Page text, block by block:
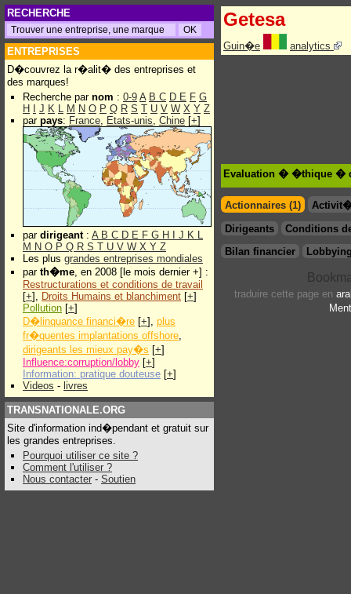
RECHERCHE
ENTREPRISES
D�couvrez la r�alit� des entreprises et
des marques!
Recherche par nom : 0-9 A B C D E F G
H
J K L M N O P Q R S T U V W X Y Z
par pays: France, Etats-unis, Chine [+]
par dirigeant: A B C D E F G H J K L
M N O P Q R S T U V W X Y Z
Les plus grandes entreprises mondiales
par th�me, en 2008 [le mois dernier +] :
Restructurations et conditions de travail
[+], Droits Humains et blanchiment [+]
Pollution [+]
D�linquance financi�re [+], plus
fr�quentes implantations offshore,
dirigeants les mieux pay�s [+]
Influence:corruption/lobby [+]
Information: pratique douteuse [+]
Videos - livres
TRANSNATIONALE.ORG
Site d'information ind�pendant et gratuit sur
les grandes entreprises.
Pourquoi utiliser ce site ?
Comment l'utiliser ?
Nous contacter - Soutien
Getesa
Guin�e analytics
Evaluation � �thique �
Actionnaires (1)
Dirigeants
Conditions
Bilan financier
traduire cette page en